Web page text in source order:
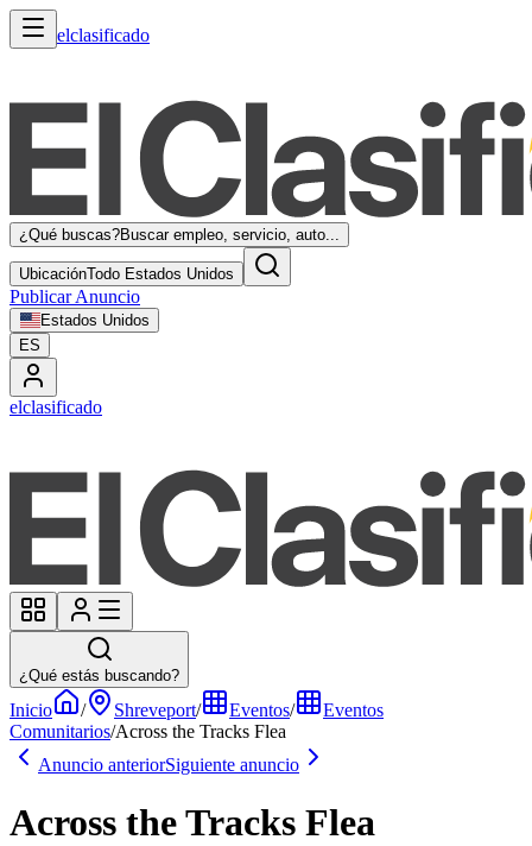
elclasificado
¿Qué buscas?Buscar empleo, servicio, auto...
UbicaciónTodo Estados Unidos
Publicar Anuncio
Estados Unidos
ES
elclasificado
¿Qué estás buscando?
Inicio / Shreveport/ Eventos/
Eventos
Comunitarios/Across the Tracks Flea
Anuncio anteriorSiguiente anuncio
Across the Tracks Flea